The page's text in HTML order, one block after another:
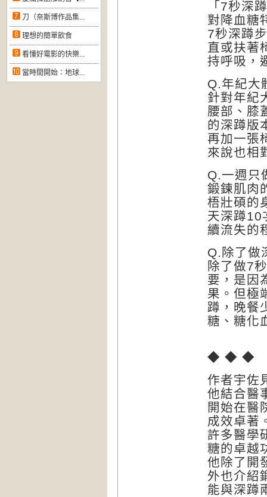
刀（奈斯博作品集...
理想的簡單飲食
看懂好電影的快樂...
當時間開始：地球...
「7秒深
對降血糖
7秒深蹲
直或扶著
持呼吸，
Q.年紀大
針對年紀
腰部、膝
的深蹲版
再加一張
來說也相
Q.一週只
鍛鍊肌肉
梧壯碩的
天深蹲10
續流失的
Q.除了做
除了做7
要，是因
果。但極
蹲，晚餐
糖、糖化
◆ ◆ ◆
作者宇佐
他結合醫
開始在醫
成效卓著
許多醫學
糖的卓越
他除了開
外也介紹
能與深蹲